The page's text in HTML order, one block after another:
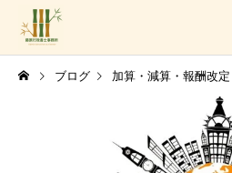
ブログ 加算・減算・報酬改定